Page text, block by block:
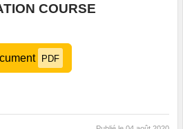
COURSE
PDF